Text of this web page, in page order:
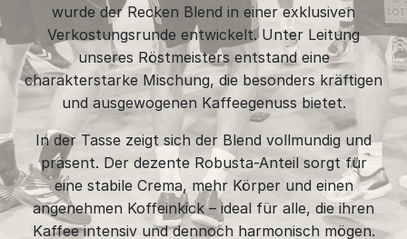
wurde der Recken Blend in einer exklusiven
Verkostungsrunde entwickelt. Unter Leitung
unseres Röstmeisters entstand eine
charakterstarke Mischung, die besonders kräftigen
und ausgewogenen Kaffeegenuss bietet.
In der Tasse zeigt sich der Blend vollmundig und
präsent. Der dezente Robusta-Anteil sorgt für
eine stabile Crema, mehr Körper und einen
angenehmen Koffeinkick – ideal für alle, die ihren
Kaffee intensiv und dennoch harmonisch mögen.